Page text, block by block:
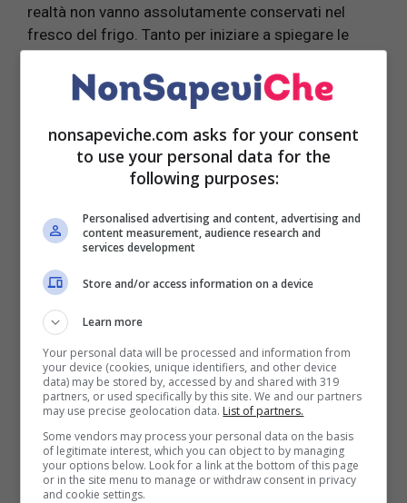
realtà non vanno assolutamente conservati nel
fresco del frigo. Tanto per iniziare a spiegare le
temperature trasformano gli amidi contenuti nei
tuberi in degli zuccheri, rendendole quindi più dolci
e rischiando quindi di marcire più rapidamente.
Conservarle nel frigo, aumenterebbe la produzione
e la presenza dellasolanina (divengono più verdi).
La solanina è tossica per il nostro organismo e
molto pericolosa se viene ingerita.
nonsapeviche.com asks for your consent
to use your personal data for the
following purposes:
Personalised advertising and content, advertising and
content measurement, audience research and
services development
Store and/or access information on a device
Learn more
Your personal data will be processed and information from
your device (cookies, unique identifiers, and other device
data) may be stored by, accessed by and shared with 319
partners, or used specifically by this site. We and our partners
may use precise geolocation data. List of partners.
Some vendors may process your personal data on the basis
of legitimate interest, which you can object to by managing
your options below. Look for a link at the bottom of this page
or in the site menu to manage or withdraw consent in privacy
and cookie settings.